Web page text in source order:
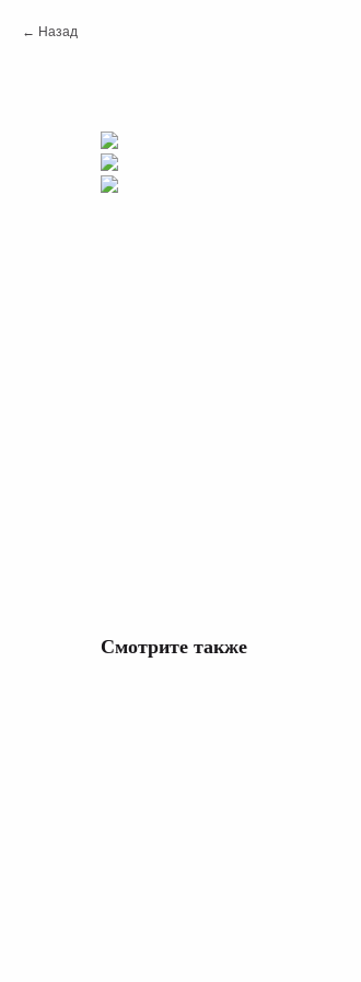
Назад
Смотрите также